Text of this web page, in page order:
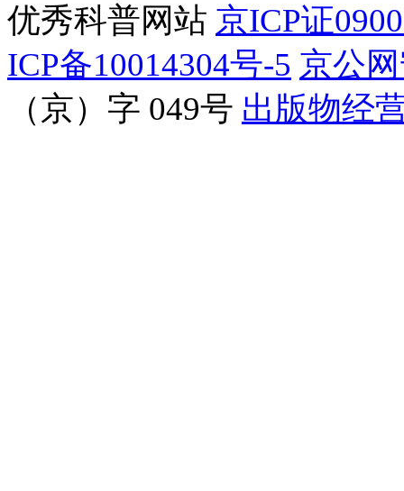
优秀科普网站 京ICP证
ICP备10014304号-5 京公
（京）字 049号 出版物经